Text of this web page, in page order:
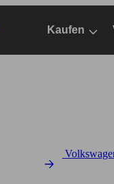
Kaufen